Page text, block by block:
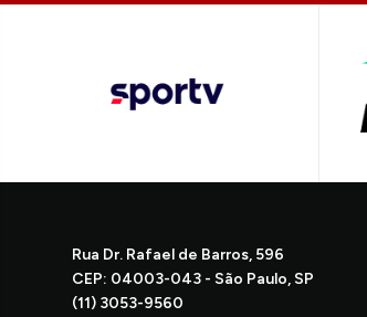
Rua Dr. Rafael de Barros, 596
CEP: 04003-043 - São Paulo, SP
(11) 3053-9560